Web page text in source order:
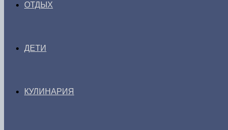
ОТДЫХ
ДЕТИ
КУЛИНАРИЯ